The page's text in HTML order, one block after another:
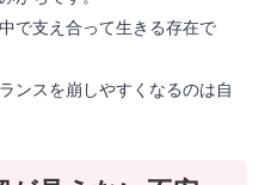
で支え合って生きる存在で
ンスを崩しやすくなるのは自